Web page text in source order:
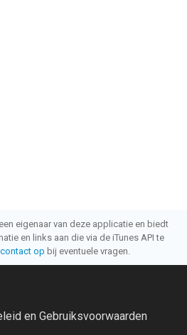
eigenaar van deze applicatie en biedt
en links aan die via de iTunes API te
op bij eventuele vragen.
en Gebruiksvoorwaarden